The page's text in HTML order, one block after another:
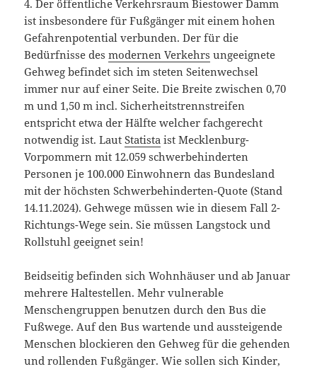
4. Der öffentliche Verkehrsraum Biestower Damm
ist insbesondere für Fußgänger mit einem hohen
Gefahrenpotential verbunden. Der für die
Bedürfnisse desmodernen Verkehrs ungeeignete
Gehweg befindet sich im steten Seitenwechsel
immer nur auf einer Seite. Die Breite zwischen 0,70
m und 1,50 m incl. Sicherheitstrennstreifen
entspricht etwa der Hälfte welcher fachgerecht
notwendig ist. LautStatista ist Mecklenburg-
Vorpommern mit 12.059 schwerbehinderten
Personen je 100.000 Einwohnern das Bundesland
mit der höchsten Schwerbehinderten-Quote (Stand
14.11.2024). Gehwege müssen wie in diesem Fall 2-
Richtungs-Wege sein. Sie müssen Langstock und
Rollstuhl geeignet sein!
Beidseitig befinden sich Wohnhäuser und ab Januar
mehrere Haltestellen. Mehr vulnerable
Menschengruppen benutzen durch den Bus die
Fußwege. Auf den Bus wartende und aussteigende
Menschen blockieren den Gehweg für die gehenden
und rollenden Fußgänger. Wie sollen sich Kinder,